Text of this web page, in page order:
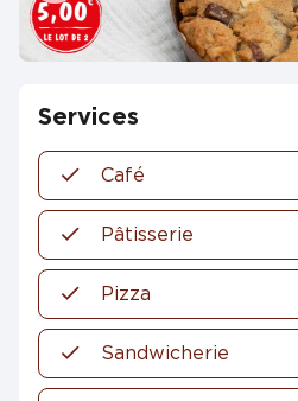
Services
Café
Pâtisserie
Pizza
Sandwicherie